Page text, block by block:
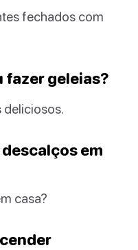
fechados com
fazer geleias?
deliciosos.
descalços em
casa?